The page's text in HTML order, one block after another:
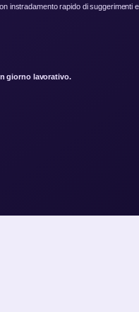
instradamento rapido di suggerimenti e
giorno lavorativo.